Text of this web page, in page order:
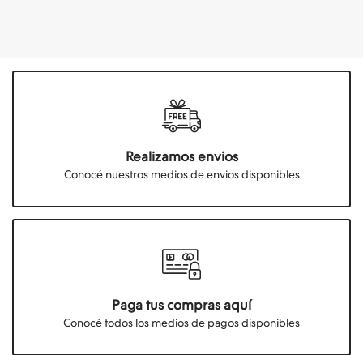
Realizamos envios
Conocé nuestros medios de envios disponibles
Paga tus compras aquí
Conocé todos los medios de pagos disponibles